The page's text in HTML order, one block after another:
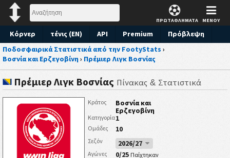
ΠΡΩΤΑΘΛΗΜΑΤΑ ΜΕΝΟΥ
Κόρνερ τένις (EN) API Premium
Πρόβλεψη
Ποδοσφαιρικά Στατιστικά από την FootyStats ›
Βοσνία και Ερζεγοβίνη› Πρέμιερ Λιγκ Βοσνίας
Πρέμιερ Λιγκ Βοσνίας Πίνακας & Στατιστικά
Κράτος
Βοσνία και
Ερζεγοβίνη
Κατηγορία1
Ομάδες 10
Σεζόν 2026/27
Αγώνες 0/25Παίχτηκαν